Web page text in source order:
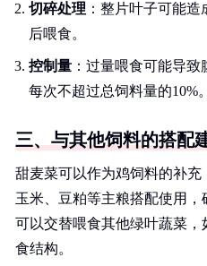
切碎处理 ：整片叶子可能
后喂食。
控制量 ：过量喂食可能导致
每次不超过总饲料量的10%。
三、与其他饲料的搭配
甜麦菜可以作为鸡饲料的补
玉米、豆粕等主粮搭配使用，
可以交替喂食其他绿叶蔬菜
食结构。